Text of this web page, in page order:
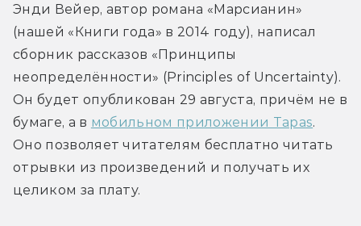
Энди Вейер, автор романа «Марсианин»
(нашей «Книги года» в 2014 году), написал
сборник рассказов «Принципы
неопределённости» (Principles of Uncertainty).
Он будет опубликован 29 августа, причём не в
бумаге, а в мобильном приложении Tapas.
Оно позволяет читателям бесплатно читать
отрывки из произведений и получать их
целиком за плату.